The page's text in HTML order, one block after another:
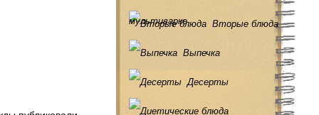
мультиварке Вторые блюда
Выпечка
Десерты